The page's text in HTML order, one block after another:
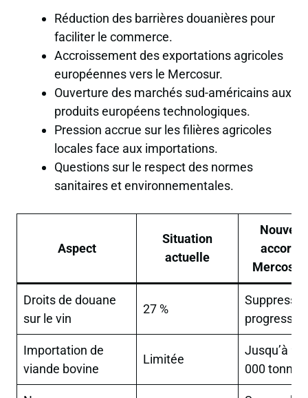
Réduction des barrières douanières pour
faciliter le commerce.
Accroissement des exportations agricoles
européennes vers le Mercosur.
Ouverture des marchés sud-américains aux
produits européens technologiques.
Pression accrue sur les filières agricoles
locales face aux importations.
Questions sur le respect des normes
sanitaires et environnementales.
Aspect
Situation
actuelle
Nouvel
accord
Mercosur
Droits de douane
sur le vin
27 %
Importation de
viande bovine
Limitée
Jusqu’à 99
000 tonnes